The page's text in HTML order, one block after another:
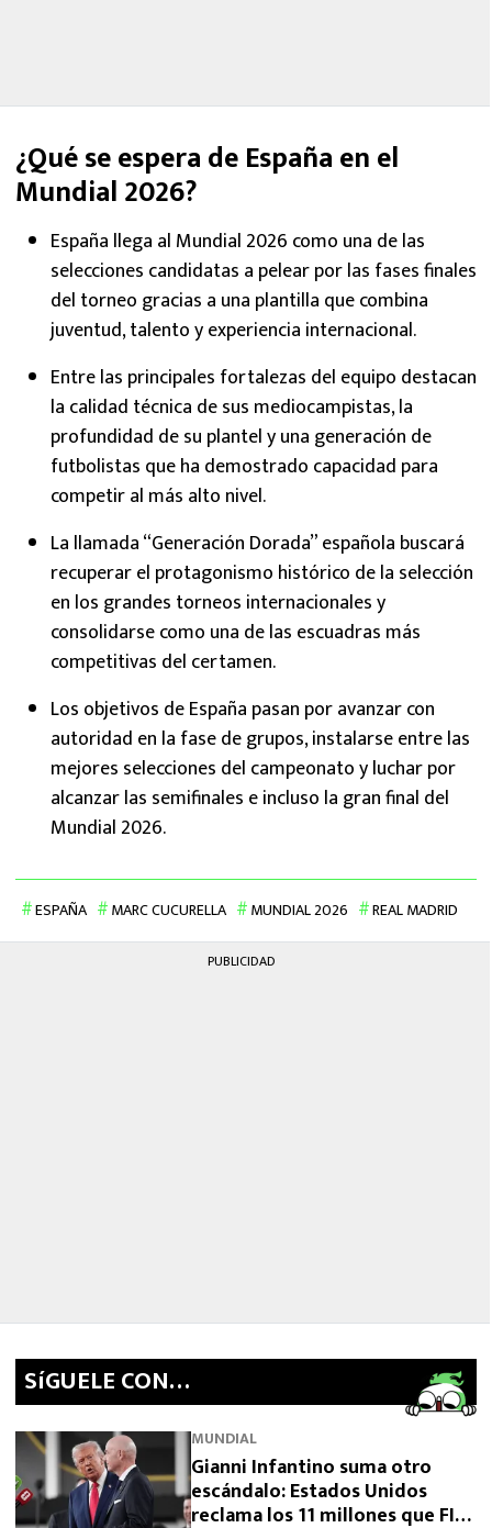
¿Qué se espera de España en el
Mundial 2026?
España llega al Mundial 2026 como una de las
selecciones candidatas a pelear por las fases finales
del torneo gracias a una plantilla que combina
juventud, talento y experiencia internacional.
Entre las principales fortalezas del equipo destacan
la calidad técnica de sus mediocampistas, la
profundidad de su plantel y una generación de
futbolistas que ha demostrado capacidad para
competir al más alto nivel.
La llamada “Generación Dorada” española buscará
recuperar el protagonismo histórico de la selección
en los grandes torneos internacionales y
consolidarse como una de las escuadras más
competitivas del certamen.
Los objetivos de España pasan por avanzar con
autoridad en la fase de grupos, instalarse entre las
mejores selecciones del campeonato y luchar por
alcanzar las semifinales e incluso la gran final del
Mundial 2026.
ESPAÑA MARC CUCURELLA MUNDIAL 2026 REAL MADRID
PUBLICIDAD
SíGUELE CON…
MUNDIAL
Gianni Infantino suma otro
escándalo: Estados Unidos
reclama los 11 millones que FIFA